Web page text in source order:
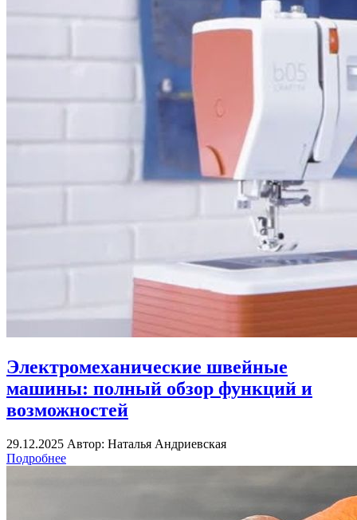
Электромеханические швейные
машины: полный обзор функций и
возможностей
29.12.2025 Автор: Наталья Андриевская
Подробнее